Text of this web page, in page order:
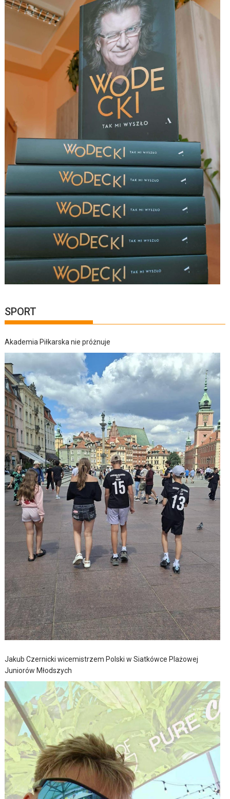
SPORT
Akademia Piłkarska nie próżnuje
Jakub Czernicki wicemistrzem Polski w Siatkówce Plażowej
Juniorów Młodszych